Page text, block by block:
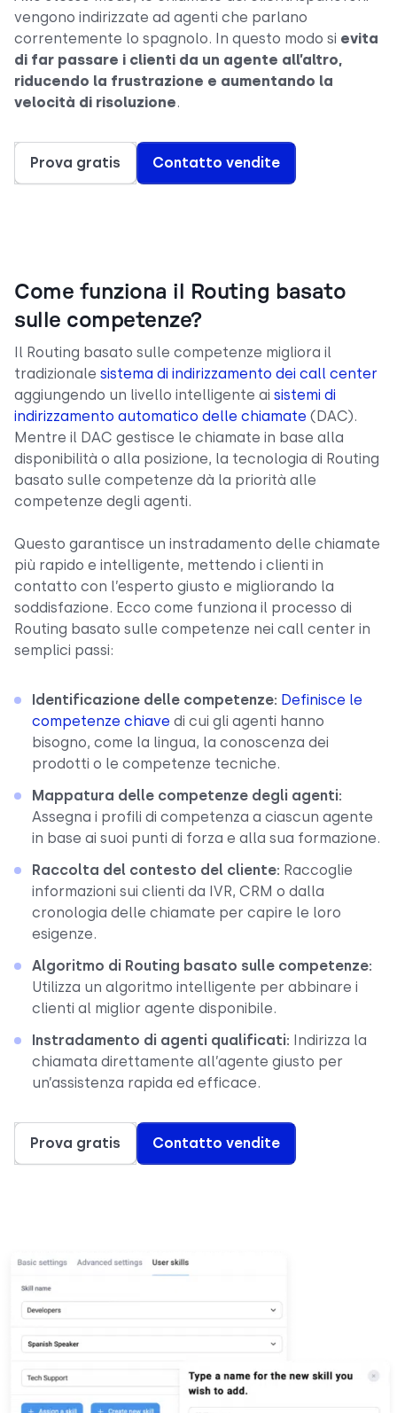
vengono indirizzate ad agenti che parlano
correntemente lo spagnolo. In questo modo si evita
di far passare i clienti da un agente all’altro,
riducendo la frustrazione e aumentando la
velocità di risoluzione.
Prova gratis Contatto vendite
Come funziona il Routing basato
sulle competenze?
Il Routing basato sulle competenze migliora il
tradizionale sistema di indirizzamento dei call center
aggiungendo un livello intelligente ai sistemi di
indirizzamento automatico delle chiamate (DAC).
Mentre il DAC gestisce le chiamate in base alla
disponibilità o alla posizione, la tecnologia di Routing
basato sulle competenze dà la priorità alle
competenze degli agenti.
Questo garantisce un instradamento delle chiamate
più rapido e intelligente, mettendo i clienti in
contatto con l’esperto giusto e migliorando la
soddisfazione. Ecco come funziona il processo di
Routing basato sulle competenze nei call center in
semplici passi:
Identificazione delle competenze: Definisce le
competenze chiave di cui gli agenti hanno
bisogno, come la lingua, la conoscenza dei
prodotti o le competenze tecniche.
Mappatura delle competenze degli agenti:
Assegna i profili di competenza a ciascun agente
in base ai suoi punti di forza e alla sua formazione.
Raccolta del contesto del cliente: Raccoglie
informazioni sui clienti da IVR, CRM o dalla
cronologia delle chiamate per capire le loro
esigenze.
Algoritmo di Routing basato sulle competenze:
Utilizza un algoritmo intelligente per abbinare i
clienti al miglior agente disponibile.
Instradamento di agenti qualificati: Indirizza la
chiamata direttamente all’agente giusto per
un’assistenza rapida ed efficace.
Prova gratis Contatto vendite